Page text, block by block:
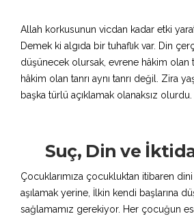
Allah korkusunun vicdan kadar etki
Demek ki algıda bir tuhaflık var. Din
düşünecek olursak, evrene hâkim olan
hâkim olan tanrı aynı tanrı değil. Zira
başka türlü açıklamak olanaksız olurdu.
Suç, Din ve
Çocuklarımıza çocukluktan itibaren
aşılamak yerine, İlkin kendi başlarına
sağlamamız gerekiyor. Her çocuğun